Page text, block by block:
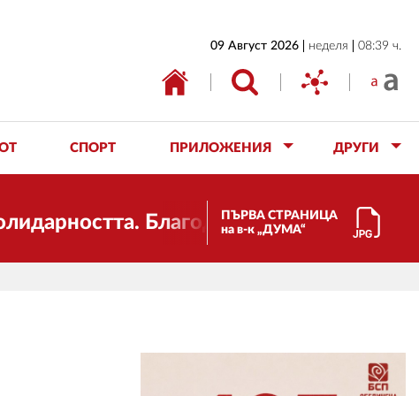
09 Август 2026 неделя 08:39 ч.
СПОРТ ПРИЛОЖЕНИЯ ДРУГИ
Благодарим ви за подкрепата!
ПЪРВА СТРАНИЦА
на в-к „ДУМА“
ИКОНОМИКА
ОБЩЕСТВО